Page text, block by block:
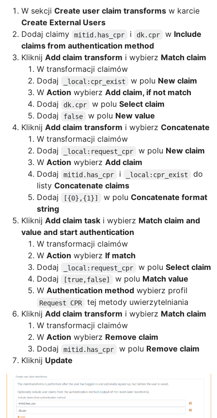
W sekcji Create user claim transforms w karcie
Create External Users
Dodaj claimy
mitid.has_cpr i dk.cpr w Include
claims from authentication method
Kliknij Add claim transform i wybierz Match claim
W transformacji claimów
Dodaj
_local:cpr_exist w polu New claim
W Action wybierz Add claim, if not match
Dodaj
dk.cpr w polu Select claim
Dodaj
false w polu New value
Kliknij Add claim transform i wybierz Concatenate
W transformacji claimów
Dodaj
_local:request_cpr w polu New claim
W Action wybierz Add claim
Dodaj
mitid.has_cpr i _local:cpr_exist
do
listy Concatenate claims
Dodaj
[{0},{1}] w polu Concatenate format
string
Kliknij Add claim task i wybierz Match claim and
value and start authentication
W transformacji claimów
W Action wybierz If match
Dodaj
_local:request_cpr w polu Select claim
Dodaj
[true,false] w polu Match value
W Authentication method wybierz profil
Request CPR
tej metody uwierzytelniania
Kliknij Add claim transform i wybierz Match claim
W transformacji claimów
W Action wybierz Remove claim
Dodaj
mitid.has_cpr w polu Remove claim
Kliknij Update